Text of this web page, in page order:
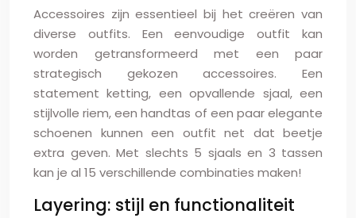
Accessoires zijn essentieel bij het creëren van
diverse outfits. Een eenvoudige outfit kan
worden getransformeerd met een paar
strategisch gekozen accessoires. Een
statement ketting, een opvallende sjaal, een
stijlvolle riem, een handtas of een paar elegante
schoenen kunnen een outfit net dat beetje
extra geven. Met slechts 5 sjaals en 3 tassen
kan je al 15 verschillende combinaties maken!
Layering: stijl en functionaliteit